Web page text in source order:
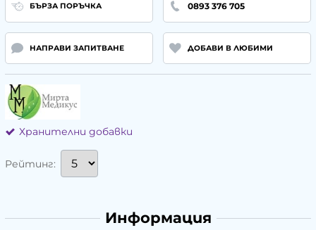
БЪРЗА ПОРЪЧКА 0893 376 705
НАПРАВИ ЗАПИТВАНЕ ДОБАВИ В ЛЮБИМИ
Хранителни добавки
Рейтинг:
Информация